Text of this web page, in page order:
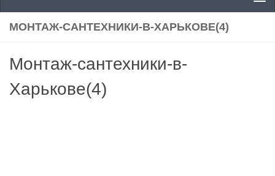
МОНТАЖ-САНТЕХНИКИ-В-ХАРЬКОВЕ(4)
Монтаж-сантехники-в-
Харькове(4)